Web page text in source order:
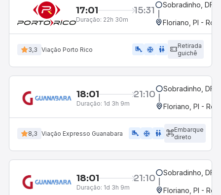
17:01 15:31
Duração: 22h 30m
Sobradinho, DF
Floriano, PI -
3,3 Viação Porto Rico airline_seat_legroom_extra ac_unit wc
Retirada
guichê
18:01 21:10
Duração: 1d 3h 9m
Sobradinho, DF
Floriano, PI -
8,3 Viação Expresso Guanabara airline_seat_legroom_extra ac_unit WC
Embarque
direto
18:01 21:10
Duração: 1d 3h 9m
Sobradinho, DF
Floriano, PI -